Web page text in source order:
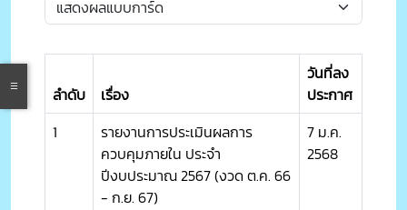
ลำดับ เรื่อง
วันที่ลง
ประกาศ
1
รายงานการประเมินผลการ
ควบคุมภายใน ประจำ
ปีงบประมาณ 2567 (งวด ต.ค. 66
- ก.ย. 67)
7 ม.ค.
2568